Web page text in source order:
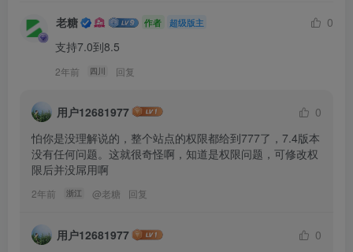
老糖 作者 超级版主
0
支持7.0到8.5
2年前 四川 回复
用户12681977
0
怕你是没理解说的，整个站点的权限都给到777了，7.4版本
没有任何问题。这就很奇怪啊，知道是权限问题，可修改权
限后并没屌用啊
2年前 浙江 @老糖 回复
用户12681977
0